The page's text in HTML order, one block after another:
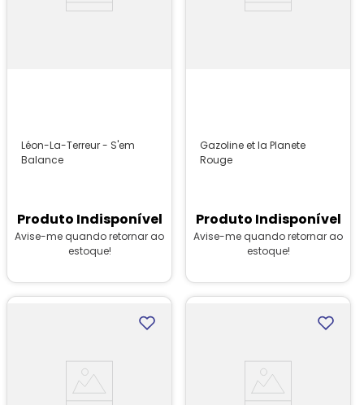
Léon-La-Terreur - S'em
Balance
Produto Indisponível
Avise-me quando retornar ao
estoque!
Gazoline et la Planete
Rouge
Produto Indisponível
Avise-me quando retornar ao
estoque!